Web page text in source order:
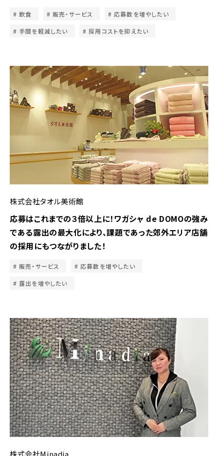
飲食 販売・サービス 応募数を増やしたい
手間を軽減したい 採用コストを抑えたい
株式会社タオル美術館
応募はこれまでの３倍以上に！ワガシャ de DOMOの強み
である露出の最大化により、課題であった郊外エリア店舗
の採用にもつながりました！
販売・サービス 応募数を増やしたい
露出を増やしたい
株式会社Minadia